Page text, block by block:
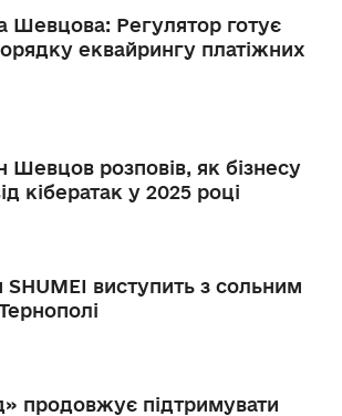
Шевцова: Регулятор готує
еквайрингу платіжних
Шевцов розповів, як бізнесу
кібератак у 2025 році
SHUMEI виступить з сольним
продовжує підтримувати